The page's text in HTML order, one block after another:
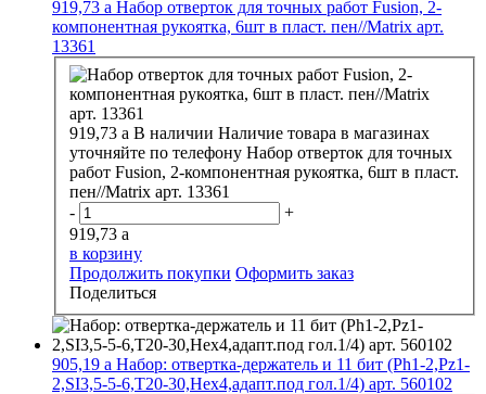
919,73 a Набор отверток для точных работ Fusion, 2-
компонентная рукоятка, 6шт в пласт. пен//Matrix арт.
13361
919,73 a В наличии Наличие товара в магазинах
уточняйте по телефону Набор отверток для точных
работ Fusion, 2-компонентная рукоятка, 6шт в пласт.
пен//Matrix арт. 13361
-
+
919,73 a
в корзину
Продолжить покупки Оформить заказ
Поделиться
905,19 a Набор: отвертка-держатель и 11 бит (Ph1-2,Pz1-
2,SI3,5-5-6,T20-30,Hex4,адапт.под гол.1/4) арт. 560102